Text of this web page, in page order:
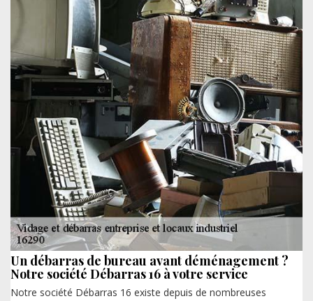
Un débarras de bureau avant déménagement ?
Notre société Débarras 16 à votre service
Notre société Débarras 16 existe depuis de nombreuses